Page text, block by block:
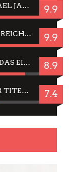
WEGEN DES ERFOLGES – MJ: MICHAEL JACKSON MUSICAL IN EINER MATINEE SEHEN 9.9
JELLYFISH HAMBURG: DAS ERFOLGREICHE SOMMER-MENÜ 2025 IN GEFÜHLEN UND BILDERN 9.9
CÉSAR FÜR JIM CARREY? WARUM DAS EINER DER NERVIGSTEN ACTORS IST UND BLEIBT 8.9
JING JING: IN-THAI RÄUMT WIEDER TITEL AB – EIN ZWEI-STUNDEN-ERLEBNISBERICHT 7.4